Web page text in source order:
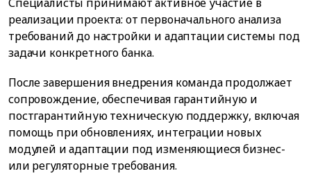
реализации проекта: от первоначального анализа
требований до настройки и адаптации системы под
задачи конкретного банка.
После завершения внедрения команда продолжает
сопровождение, обеспечивая гарантийную и
постгарантийную техническую поддержку, включая
помощь при обновлениях, интеграции новых
модулей и адаптации под изменяющиеся бизнес-
или регуляторные требования.